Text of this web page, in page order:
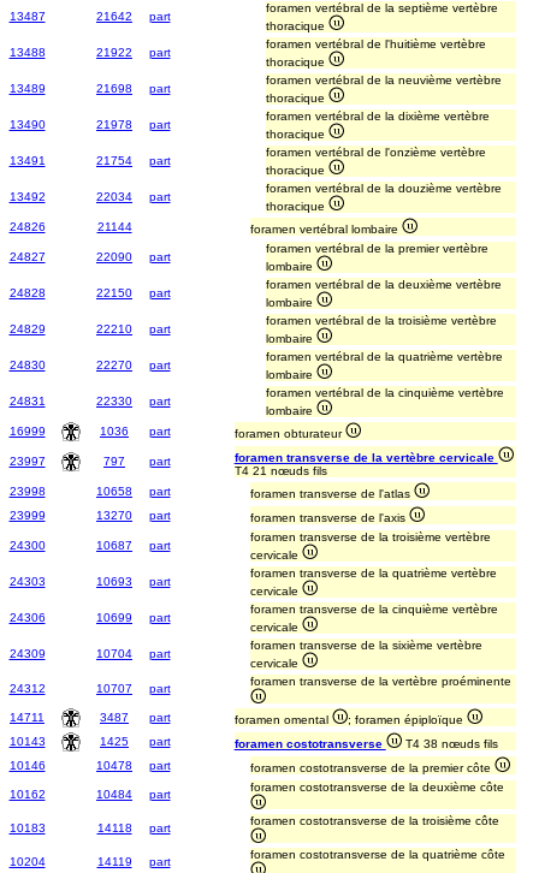
13487
21642 part
foramen vertébral de la septième vertèbre
thoracique
13488
21922 part
foramen vertébral de l'huitième vertèbre
thoracique
13489
21698 part
foramen vertébral de la neuvième vertèbre
thoracique
13490
21978 part
foramen vertébral de la dixième vertèbre
thoracique
13491
21754 part
foramen vertébral de l'onzième vertèbre
thoracique
13492
22034 part
foramen vertébral de la douzième vertèbre
thoracique
24826
21144 foramen vertébral lombaire
24827 22090 part
foramen vertébral de la premier vertèbre
lombaire
24828
22150 part
foramen vertébral de la deuxième vertèbre
lombaire
24829
22210 part
foramen vertébral de la troisième vertèbre
lombaire
24830
22270 part
foramen vertébral de la quatrième vertèbre
lombaire
24831
22330 part
foramen vertébral de la cinquième vertèbre
lombaire
16999
1036 part foramen obturateur
23997 797 part
foramen transverse de la vertèbre cervicale
T4 21 nœuds fils
23998
10658 part
foramen transverse de l'atlas
23999
13270 part foramen transverse de l'axis
24300 10687 part
foramen transverse de la troisième vertèbre
cervicale
24303
10693 part
foramen transverse de la quatrième vertèbre
cervicale
24306
10699 part
foramen transverse de la cinquième vertèbre
cervicale
24309
10704 part
foramen transverse de la sixième vertèbre
cervicale
24312
10707 part
foramen transverse de la vertèbre proéminente
14711 3487 part foramen omental
; foramen épiploïque
10143
1425 part foramen costotransverse
T4 38 nœuds fils
10146
10478 part
foramen costotransverse de la premier côte
10162
10484 part
foramen costotransverse de la deuxième côte
10183 14118 part
foramen costotransverse de la troisième côte
10204 14119 part
foramen costotransverse de la quatrième côte